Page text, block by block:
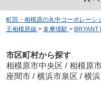
町田・相模原の丸中コーポレーシ
王相模原線 > 多摩境駅 > BRYANT
市区町村から探す
相模原市中央区 / 相模原
座間市 / 横浜市泉区 / 横